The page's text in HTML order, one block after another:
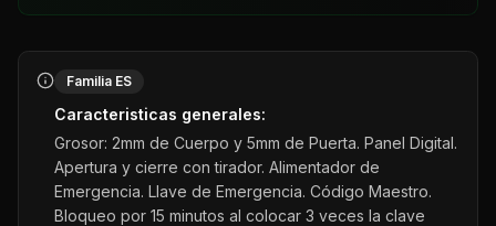
Familia ES
Caracteristicas generales:
Grosor: 2mm de Cuerpo y 5mm de Puerta. Panel Digital.
Apertura y cierre con tirador. Alimentador de
Emergencia. Llave de Emergencia. Código Maestro.
Bloqueo por 15 minutos al colocar 3 veces la clave